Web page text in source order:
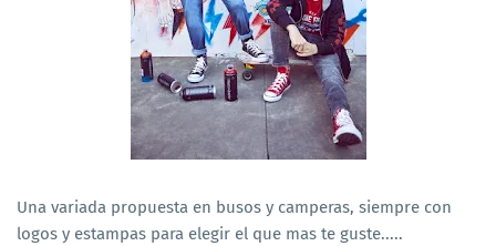
Una variada propuesta en busos y camperas, siempre con
logos y estampas para elegir el que mas te guste.....